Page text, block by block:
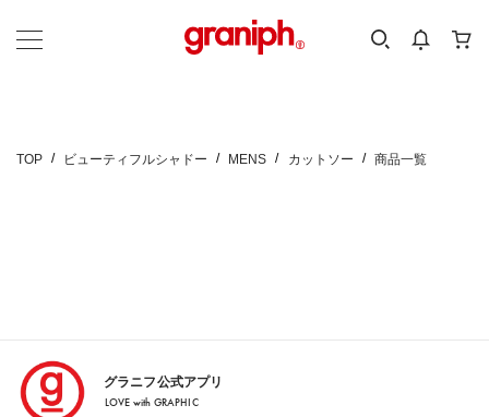
カテゴリーから探す
TOP ビューティフルシャドー MENS カットソー 商品一覧
グラニフ公式アプリ
LOVE with GRAPHIC